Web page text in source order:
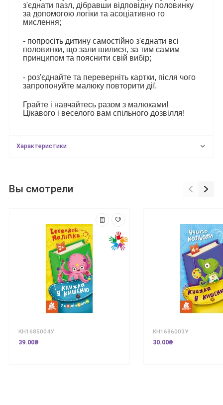
з'єднати пазл, дібравши відповідну половинку
за допомогою логіки та асоціативно го
мислення;
- попросіть дитину самостійно з'єднати всі
половинки, що зали шилися, за тим самим
принципом та пояснити свій вибір;
- роз'єднайте та переверніть картки, після чого
запропонуйте малюку повторити дії.
Грайте і навчайтесь разом з малюками!
Цікавого і веселого вам спільного дозвілля!
Характеристики
Вы смотрели
КН1685004У
39.00₴
КН1686003У
30.00₴